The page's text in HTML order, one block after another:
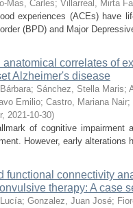
Mas, Carles; Villarreal, Mirta
experiences (ACEs) have
(BPD) and Major
correlates of
Alzheimer's disease
; Sánchez, Stella Maris;
Emilio; Castro, Mariana Nair;
, 2021-10-30)
of cognitive impairment
However, early
functional connectivity
therapy: A case
; Gonzalez, Juan José;